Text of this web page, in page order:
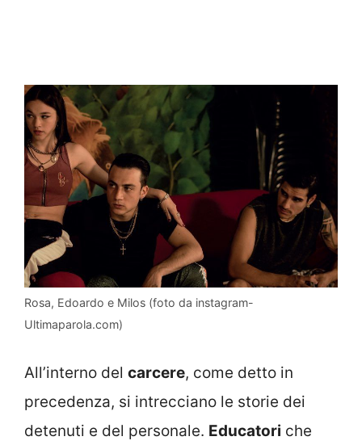
Rosa, Edoardo e Milos (foto da instagram-
Ultimaparola.com)
All’interno del carcere, come detto in
precedenza, si intrecciano le storie dei
detenuti e del personale. Educatori che